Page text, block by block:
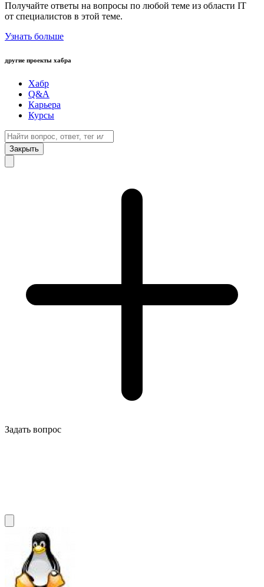
Получайте ответы на вопросы по любой теме из области IT
от специалистов в этой теме.
Узнать больше
другие проекты хабра
Хабр
Q&A
Карьера
Курсы
Закрыть
Задать вопрос